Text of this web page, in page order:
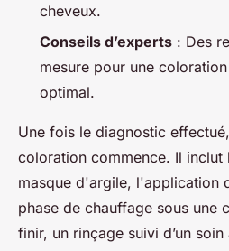
cheveux.
Conseils d’experts : Des
mesure pour une
optimal.
Une fois le diagnostic
coloration commence. Il
masque d'argile, l'application
phase de chauffage sous une
finir, un rinçage suivi d’un